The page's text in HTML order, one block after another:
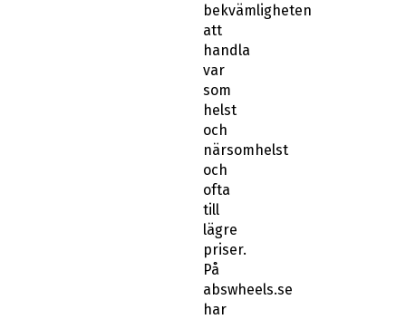
bekvämligheten
att
handla
var
som
helst
och
närsomhelst
och
ofta
till
lägre
priser.
På
abswheels.se
har